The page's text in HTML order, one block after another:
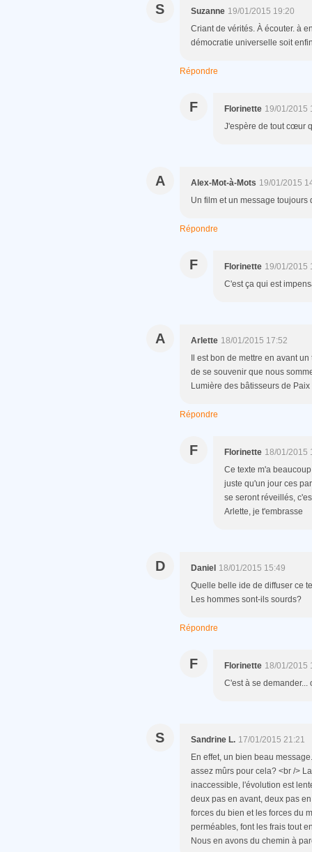
S Suzanne 19/01/2015 19:20
Criant de vérités. À écouter. à
démocratie universelle soit
Répondre
F Florinette 19/01/2015
J'espère de tout cœur
A Alex-Mot-à-Mots 19/01/2015
Un film et un message toujours
Répondre
F Florinette 19/01/2015
C'est ça qui est
A Arlette 18/01/2015 17:52
Il est bon de mettre en avant
de se souvenir que nous
Lumière des bâtisseurs de
Répondre
F Florinette 18/01/2015
Ce texte m'a
juste qu'un jour ces
se seront réveillés,
Arlette, je t'embrasse
D Daniel 18/01/2015 15:49
Quelle belle ide de diffuser ce
Les hommes sont-ils sourds?
Répondre
F Florinette 18/01/2015
C'est à se
S Sandrine L. 17/01/2015 21:21
En effet, un bien beau
assez mûrs pour cela? <br />
inaccessible, l'évolution est
deux pas en avant, deux pas
forces du bien et les forces du
perméables, font les frais tout
Nous en avons du chemin à